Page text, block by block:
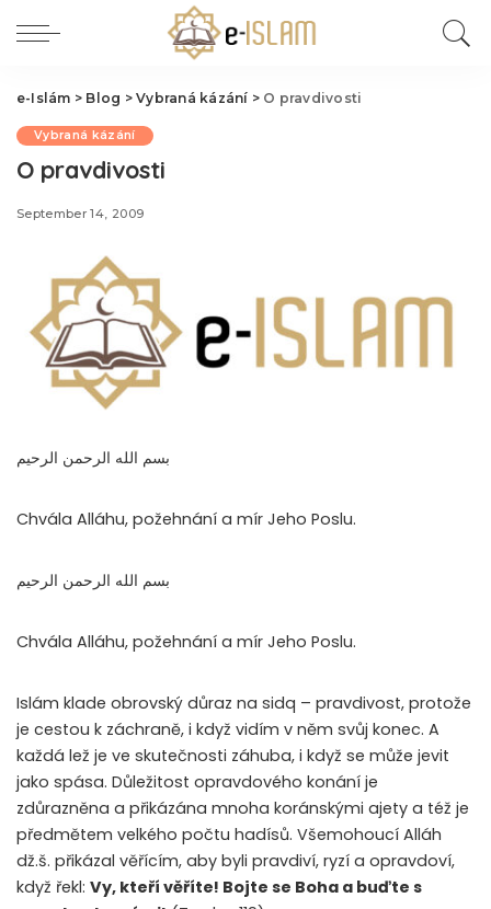
e-Islám > Blog >Vybraná kázání > O pravdivosti
Vybraná kázání
O pravdivosti
September 14, 2009
بسم الله الرحمن الرحيم
Chvála Alláhu, požehnání a mír Jeho Poslu.
بسم الله الرحمن الرحيم
Chvála Alláhu, požehnání a mír Jeho Poslu.
Islám klade obrovský důraz na sidq – pravdivost, protože
je cestou k záchraně, i když vidím v něm svůj konec. A
každá lež je ve skutečnosti záhuba, i když se může jevit
jako spása. Důležitost opravdového konání je
zdůrazněna a přikázána mnoha koránskými ajety a též je
předmětem velkého počtu hadísů. Všemohoucí Alláh
dž.š. přikázal věřícím, aby byli pravdiví, ryzí a opravdoví,
když řekl: Vy, kteří věříte! Bojte se Boha a buďte s